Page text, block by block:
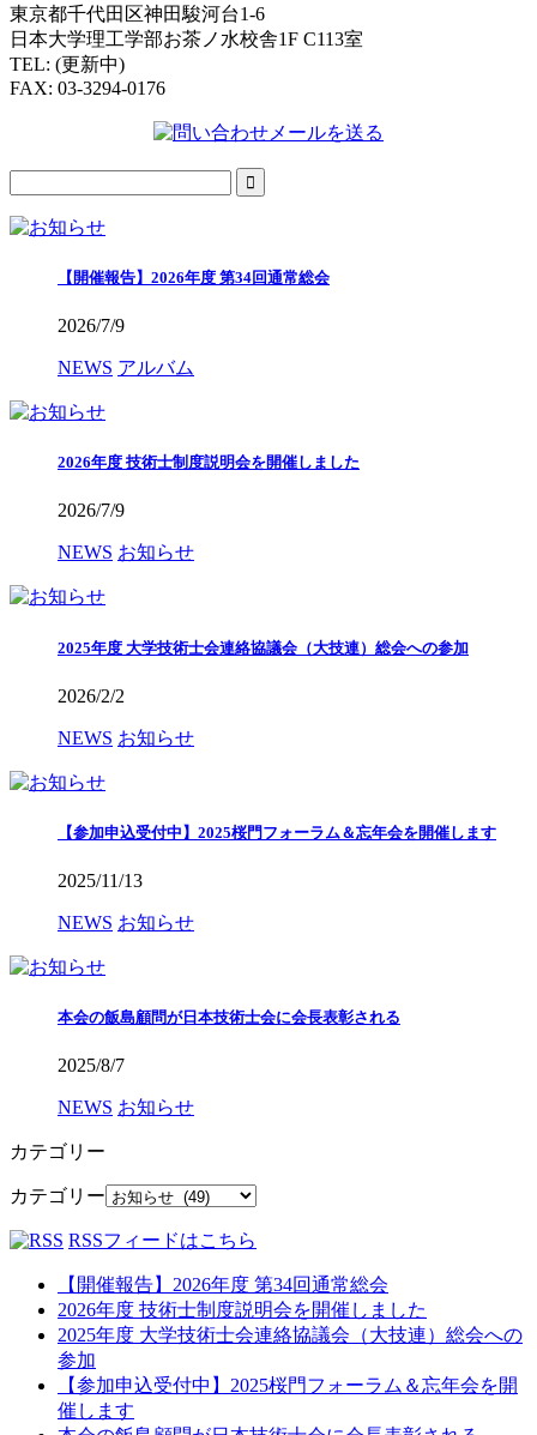
東京都千代田区神田駿河台1-6
日本大学理工学部お茶ノ水校舎1F C113室
TEL: (更新中)
FAX: 03-3294-0176
【開催報告】2026年度 第34回通常総会
2026/7/9
NEWS アルバム
2026年度 技術士制度説明会を開催しました
2026/7/9
NEWS お知らせ
2025年度 大学技術士会連絡協議会（大技連）総会への参加
2026/2/2
NEWS お知らせ
【参加申込受付中】2025桜門フォーラム＆忘年会を開催します
2025/11/13
NEWS お知らせ
本会の飯島顧問が日本技術士会に会長表彰される
2025/8/7
NEWS お知らせ
カテゴリー
カテゴリー
RSSフィードはこちら
【開催報告】2026年度 第34回通常総会
2026年度 技術士制度説明会を開催しました
2025年度 大学技術士会連絡協議会（大技連）総会への
参加
【参加申込受付中】2025桜門フォーラム＆忘年会を開
催します